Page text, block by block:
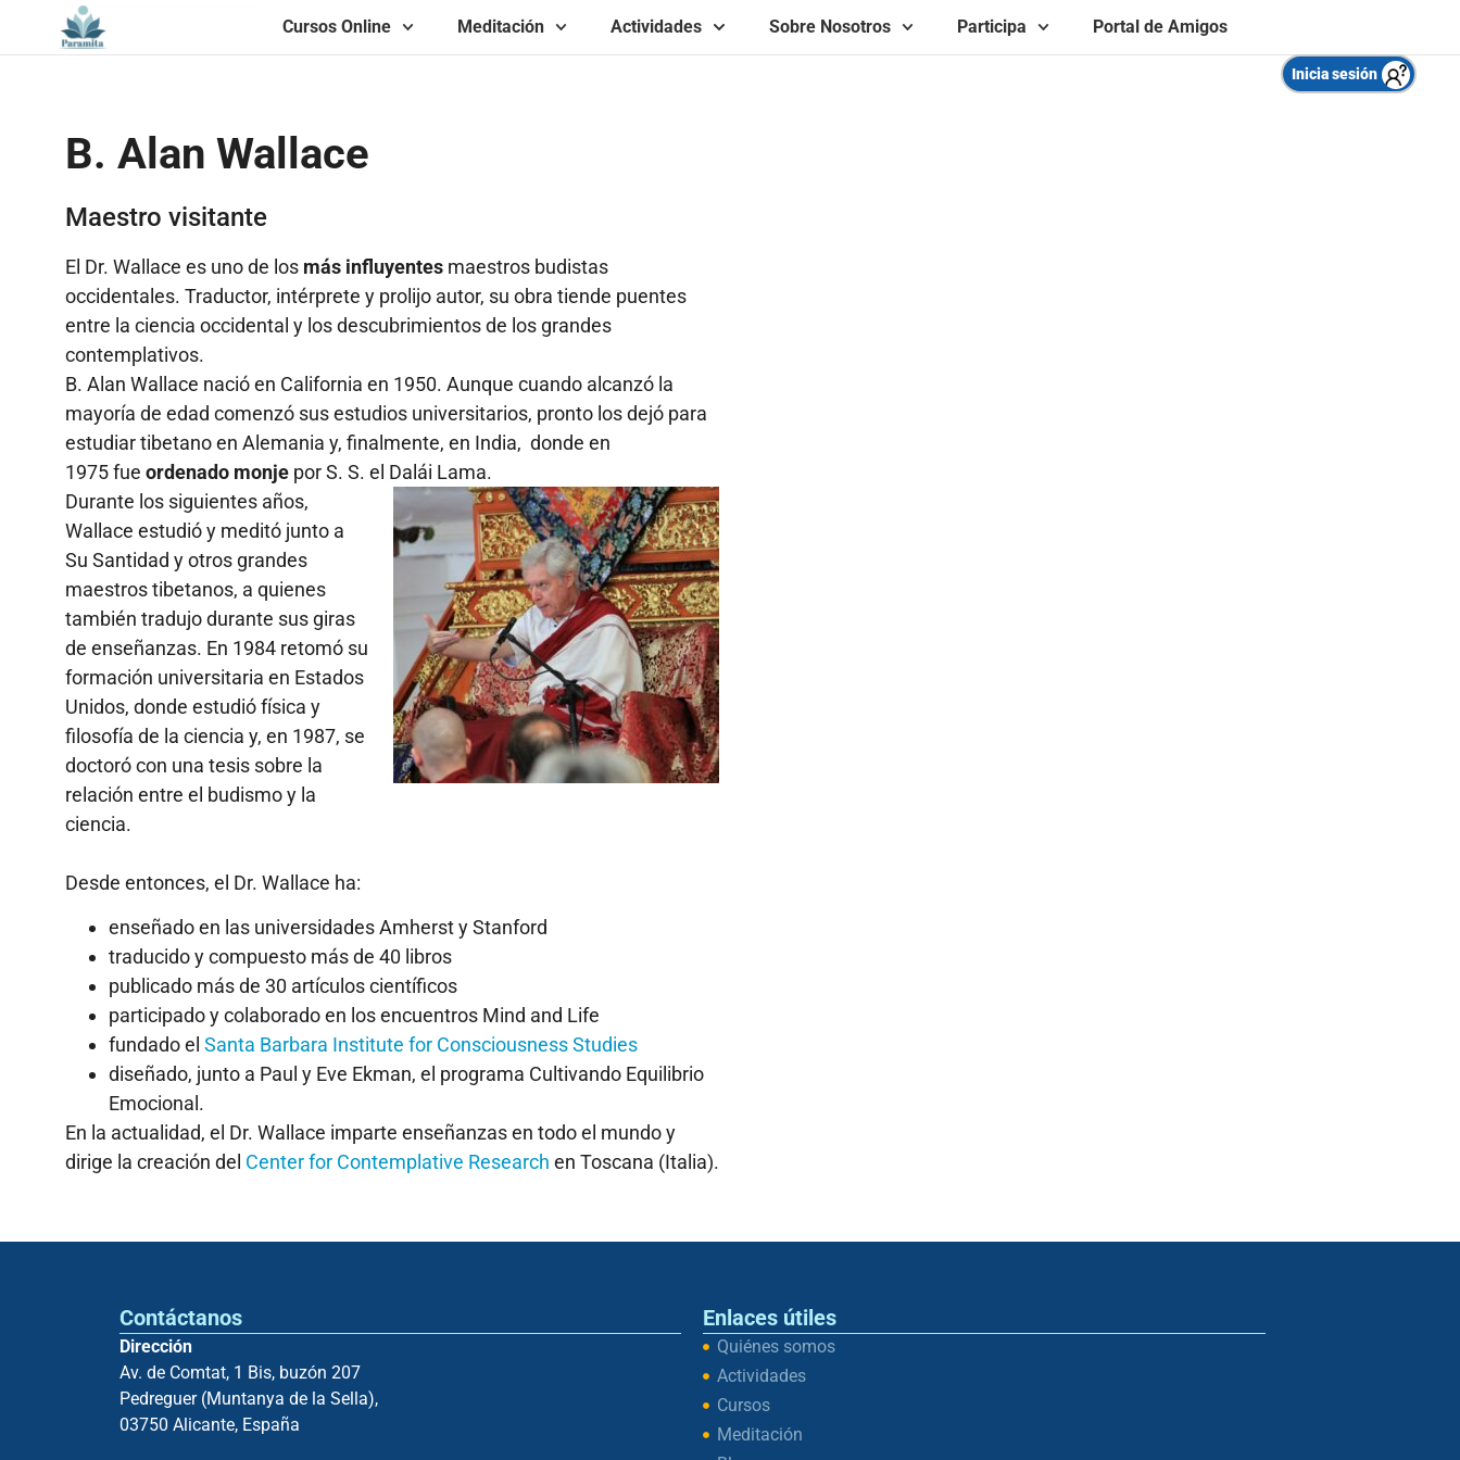
Inicia sesión
Cursos Online Meditación Actividades Sobre Nosotros Participa Portal de Amigos
B. Alan Wallace
Maestro visitante
El Dr. Wallace es uno de los más influyentes maestros budistas
occidentales. Traductor, intérprete y prolijo autor, su obra tiende puentes
entre la ciencia occidental y los descubrimientos de los grandes
contemplativos.
B. Alan Wallace nació en California en 1950. Aunque cuando alcanzó la
mayoría de edad comenzó sus estudios universitarios, pronto los dejó para
estudiar tibetano en Alemania y, finalmente, en India, donde en
1975fue ordenado monje por S. S. el Dalái Lama.
Durante los siguientes años,
Wallace estudió y meditó junto a
Su Santidad y otros grandes
maestros tibetanos, a quienes
también tradujo durante sus giras
de enseñanzas. En 1984 retomó su
formación universitaria en Estados
Unidos, donde estudió física y
filosofía de la ciencia y, en 1987, se
doctoró con una tesis sobre la
relación entre el budismo y la
ciencia.
Desde entonces, el Dr. Wallace ha:
enseñado en las universidades Amherst y Stanford
traducido y compuesto más de 40 libros
publicado más de 30 artículos científicos
participado y colaborado en los encuentros Mind and Life
fundado el Santa Barbara Institute for Consciousness Studies
diseñado, junto a Paul y Eve Ekman, el programa Cultivando Equilibrio
Emocional.
En la actualidad, el Dr. Wallace imparte enseñanzas en todo el mundo y
dirige la creación del Center for Contemplative Research en Toscana (Italia).
Contáctanos
Dirección
Av. de Comtat, 1 Bis, buzón 207
Pedreguer (Muntanya de la Sella),
03750 Alicante, España
Enlaces útiles
Quiénes somos
Actividades
Cursos
Meditación